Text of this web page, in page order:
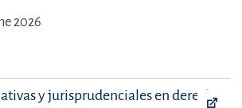
2026
y jurisprudenciales en derecho